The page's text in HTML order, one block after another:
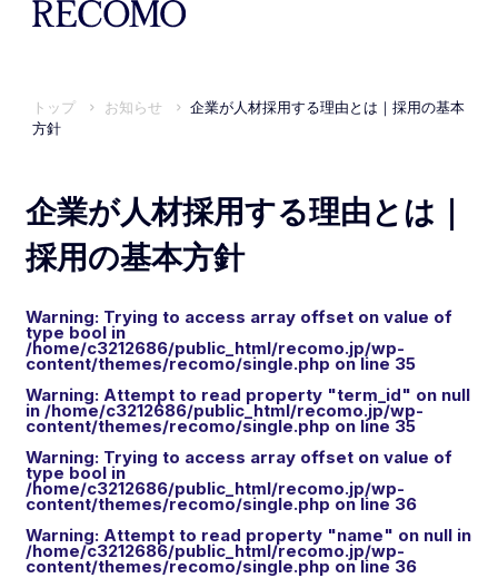
トップ お知らせ
企業が人材採用する理由とは｜採用の基本
方針
企業が人材採用する理由とは｜
採用の基本方針
Warning: Trying to access array offset on value of
type bool in
/home/c3212686/public_html/recomo.jp/wp-
content/themes/recomo/single.php on line 35
Warning: Attempt to read property "term_id" on null
in /home/c3212686/public_html/recomo.jp/wp-
content/themes/recomo/single.php on line 35
Warning: Trying to access array offset on value of
type bool in
/home/c3212686/public_html/recomo.jp/wp-
content/themes/recomo/single.php on line 36
Warning: Attempt to read property "name" on null in
/home/c3212686/public_html/recomo.jp/wp-
content/themes/recomo/single.php on line 36